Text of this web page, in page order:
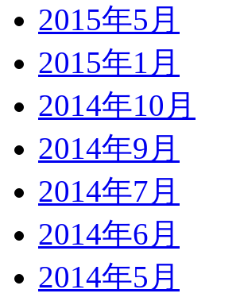
2015年5月
2015年1月
2014年10月
2014年9月
2014年7月
2014年6月
2014年5月